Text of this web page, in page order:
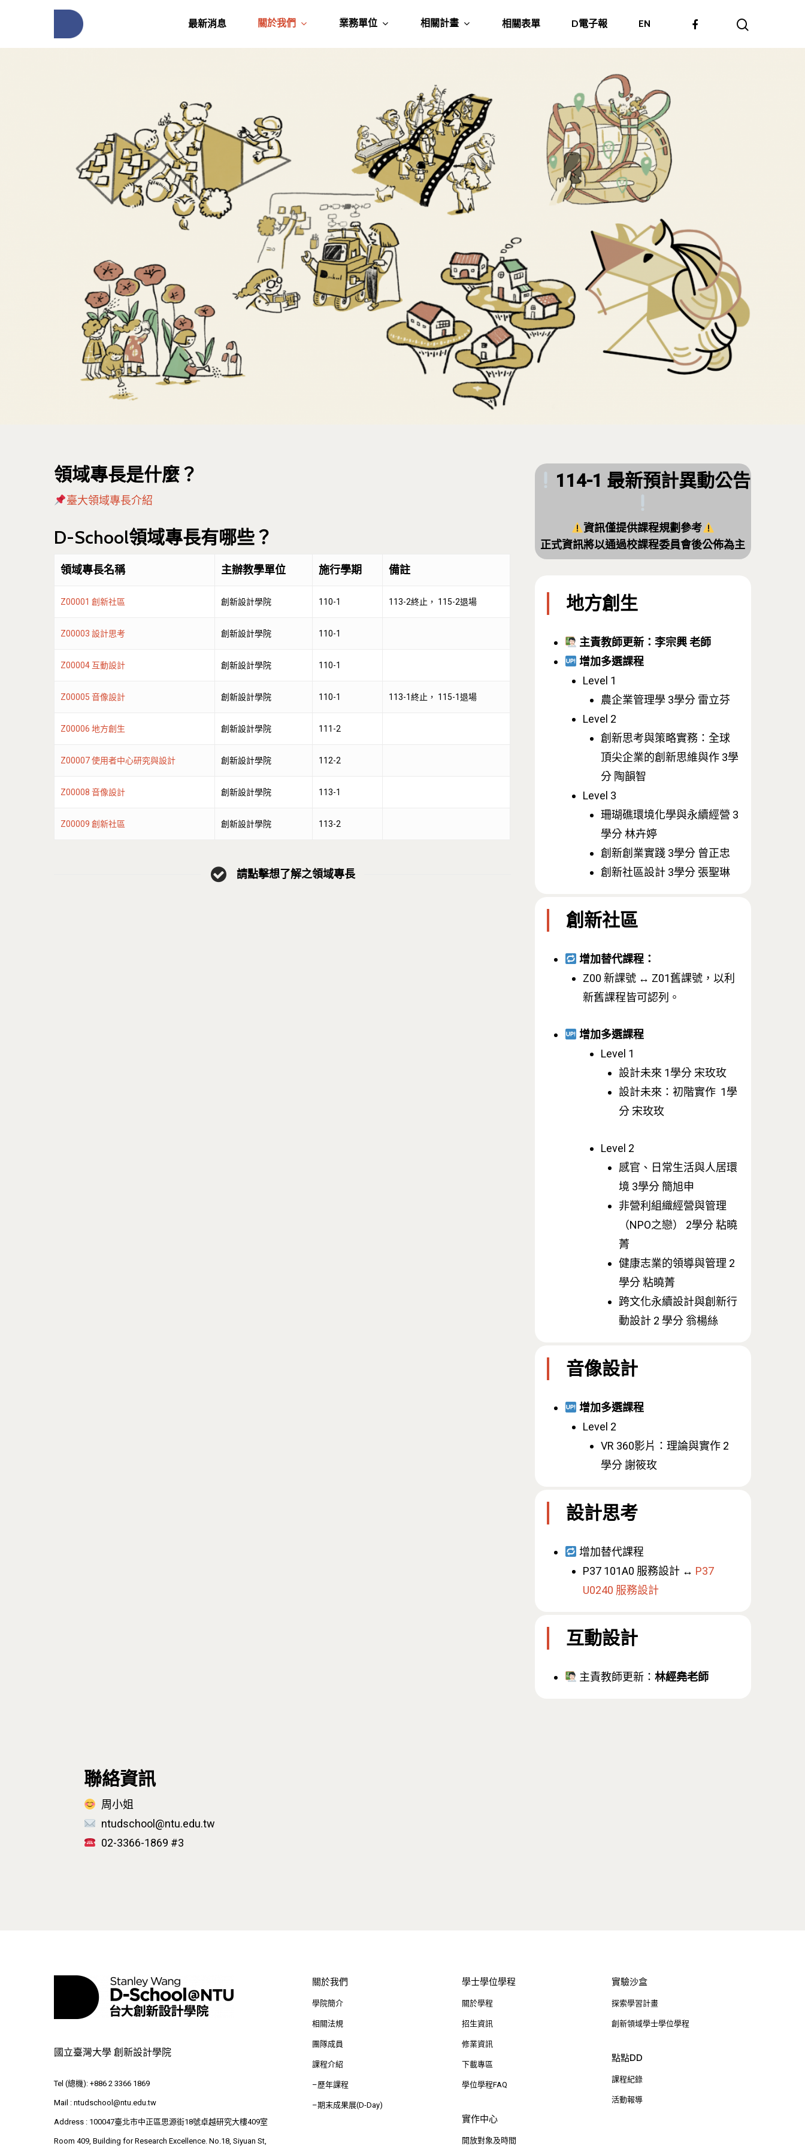
最新消息 關於我們 業務單位 相關計畫 相關表單 D電子報 EN
領域專長是什麼？
臺大領域專長介紹
D-School領域專長有哪些？
領域專長名稱 主辦教學單位 施行學期 備註
Z00001 創新社區 創新設計學院 110-1 113-2終止， 115-2退場
Z00003 設計思考 創新設計學院 110-1
Z00004 互動設計 創新設計學院 110-1
Z00005 音像設計 創新設計學院 110-1 113-1終止， 115-1退場
Z00006 地方創生 創新設計學院 111-2
Z00007 使用者中心研究與設計 創新設計學院 112-2
Z00008 音像設計 創新設計學院 113-1
Z00009 創新社區 創新設計學院 113-2
請點擊想了解之領域專長
114-1 最新預計異動公告
資訊僅提供課程規劃參考
正式資訊將以通過校課程委員會後公佈為主
地方創生
主責教師更新：李宗興 老師
增加多選課程
Level 1
農企業管理學 3學分 雷立芬
Level 2
創新思考與策略實務：全球
頂尖企業的創新思維與作 3學
分 陶韻智
Level 3
珊瑚礁環境化學與永續經營 3
學分 林卉婷
創新創業實踐 3學分 曾正忠
創新社區設計 3學分 張聖琳
創新社區
增加替代課程：
Z00 新課號 ↔️ Z01舊課號，以利
新舊課程皆可認列。
增加多選課程
Level 1
設計未來 1學分 宋玫玫
設計未來：初階實作 1學
分 宋玫玫
Level 2
感官、日常生活與人居環
境 3學分 簡旭申
非營利組織經營與管理
（NPO之戀） 2學分 粘曉
菁
健康志業的領導與管理 2
學分 粘曉菁
跨文化永續設計與創新行
動設計 2 學分 翁楊絲
音像設計
增加多選課程
Level 2
VR 360影片：理論與實作 2
學分 謝筱玫
設計思考
增加替代課程
P37 101A0 服務設計 ↔️ P37
U0240 服務設計
互動設計
主責教師更新：林經堯老師
聯絡資訊
周小姐
ntudschool@ntu.edu.tw
02-3366-1869 #3
國立臺灣大學 創新設計學院
Tel (總機): +886 2 3366 1869
Mail : ntudschool@ntu.edu.tw
Address : 100047臺北市中正區思源街18號卓越研究大樓409室
Room 409, Building for Research Excellence. No.18, Siyuan St,
關於我們
學院簡介
相關法規
團隊成員
課程介紹
–歷年課程
–期末成果展(D-Day)
學士學位學程
關於學程
招生資訊
修業資訊
下載專區
學位學程FAQ
實作中心
開放對象及時間
實驗沙盒
探索學習計畫
創新領域學士學位學程
點點DD
課程紀錄
活動報導
Address : 100047臺北市中正區思
卓越研究大樓409室
Room 409, Building for Research
Excellence. No.18, Siyuan St,